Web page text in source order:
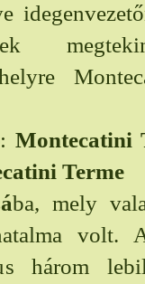
Montecatini
Terme
ba, mely
volt.
három